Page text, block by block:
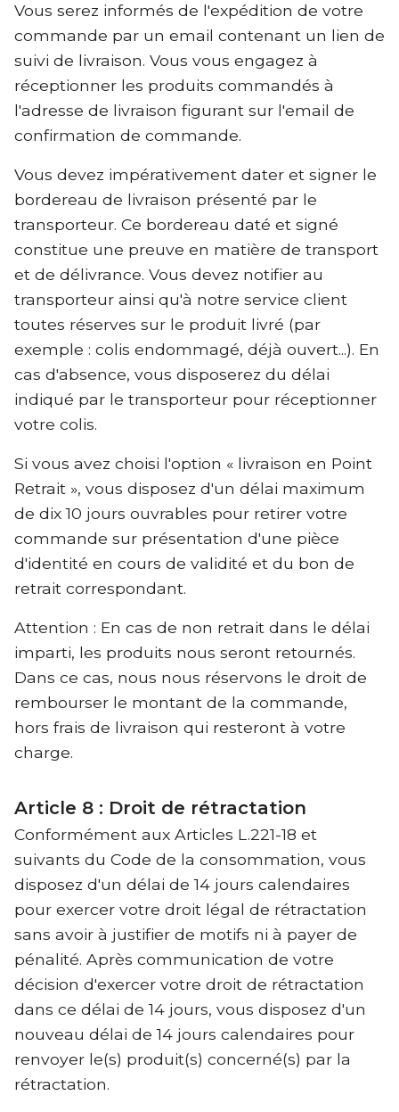
Vous serez informés de l'expédition de votre
commande par un email contenant un lien de
suivi de livraison. Vous vous engagez à
réceptionner les produits commandés à
l'adresse de livraison figurant sur l'email de
confirmation de commande.
Vous devez impérativement dater et signer le
bordereau de livraison présenté par le
transporteur. Ce bordereau daté et signé
constitue une preuve en matière de transport
et de délivrance. Vous devez notifier au
transporteur ainsi qu'à notre service client
toutes réserves sur le produit livré (par
exemple : colis endommagé, déjà ouvert...). En
cas d'absence, vous disposerez du délai
indiqué par le transporteur pour réceptionner
votre colis.
Si vous avez choisi l'option « livraison en Point
Retrait », vous disposez d'un délai maximum
de dix 10 jours ouvrables pour retirer votre
commande sur présentation d'une pièce
d'identité en cours de validité et du bon de
retrait correspondant.
Attention : En cas de non retrait dans le délai
imparti, les produits nous seront retournés.
Dans ce cas, nous nous réservons le droit de
rembourser le montant de la commande,
hors frais de livraison qui resteront à votre
charge.
Article 8 : Droit de rétractation
Conformément aux Articles L.221-18 et
suivants du Code de la consommation, vous
disposez d'un délai de 14 jours calendaires
pour exercer votre droit légal de rétractation
sans avoir à justifier de motifs ni à payer de
pénalité. Après communication de votre
décision d'exercer votre droit de rétractation
dans ce délai de 14 jours, vous disposez d'un
nouveau délai de 14 jours calendaires pour
renvoyer le(s) produit(s) concerné(s) par la
rétractation.